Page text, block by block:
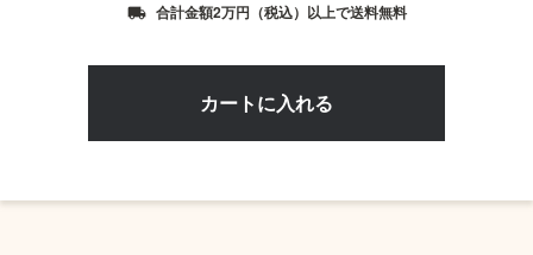
local_shipping 合計金額2万円（税込）以上で送料無料